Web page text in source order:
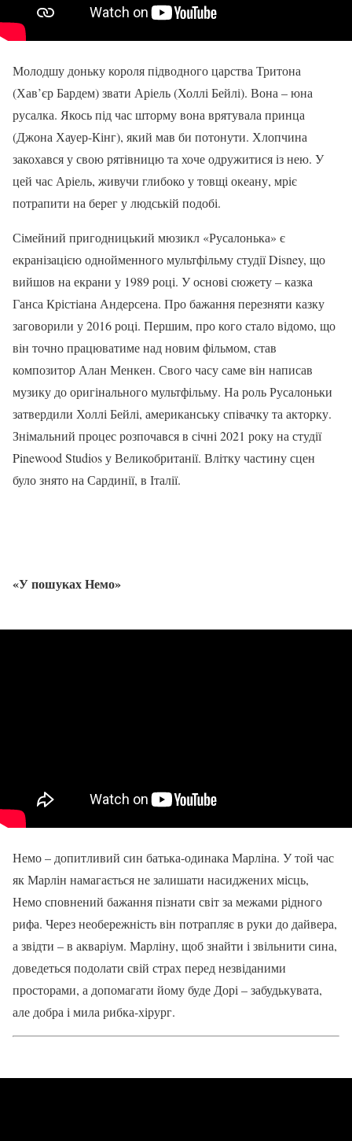
Молодшу доньку короля підводного царства Тритона
(Хав’єр Бардем) звати Аріель (Холлі Бейлі). Вона – юна
русалка. Якось під час шторму вона врятувала принца
(Джона Хауер-Кінг), який мав би потонути. Хлопчина
закохався у свою рятівницю та хоче одружитися із нею. У
цей час Аріель, живучи глибоко у товщі океану, мріє
потрапити на берег у людській подобі.
Сімейний пригодницький мюзикл «Русалонька» є
екранізацією однойменного мультфільму студії Disney, що
вийшов на екрани у 1989 році. У основі сюжету – казка
Ганса Крістіана Андерсена. Про бажання перезняти казку
заговорили у 2016 році. Першим, про кого стало відомо, що
він точно працюватиме над новим фільмом, став
композитор Алан Менкен. Свого часу саме він написав
музику до оригінального мультфільму. На роль Русалоньки
затвердили Холлі Бейлі, американську співачку та акторку.
Знімальний процес розпочався в січні 2021 року на студії
Pinewood Studios у Великобританії. Влітку частину сцен
було знято на Сардинії, в Італії.
«У пошуках Немо»
Немо – допитливий син батька-одинака Марліна. У той час
як Марлін намагається не залишати насиджених місць,
Немо сповнений бажання пізнати світ за межами рідного
рифа. Через необережність він потрапляє в руки до дайвера,
а звідти – в акваріум. Марліну, щоб знайти і звільнити сина,
доведеться подолати свій страх перед незвіданими
просторами, а допомагати йому буде Дорі – забудькувата,
але добра і мила рибка-хірург.